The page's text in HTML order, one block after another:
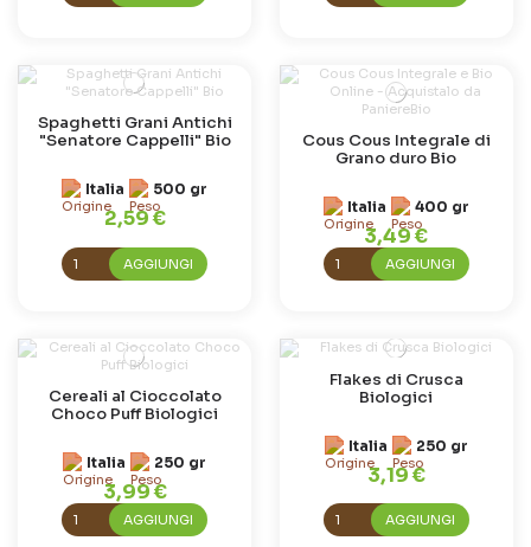
Spaghetti Grani Antichi
"Senatore Cappelli" Bio
Italia 500 gr
2,59 €
AGGIUNGI
Cous Cous Integrale di
Grano duro Bio
Italia 400 gr
3,49 €
AGGIUNGI
Cereali al Cioccolato
Choco Puff Biologici
Italia 250 gr
3,99 €
AGGIUNGI
Flakes di Crusca
Biologici
Italia 250 gr
3,19 €
AGGIUNGI